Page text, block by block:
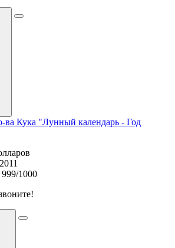
ва Кука "Лунный календарь - Год
999/1000